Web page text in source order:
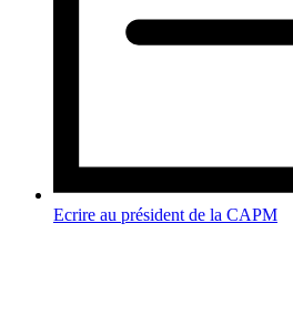
Ecrire au président de la CAPM